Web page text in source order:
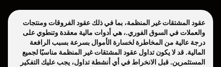
عقود المشتقات غير المنظمة، بما في ذلك عقود الفروقات ومنتجات
والعملات في السوق الفوري.، هي أدوات مالية معقدة وتنطوي على
درجة عالية من المخاطرة لخسارة الأموال بسرعة بسبب الرافعة
المالية. قد لا يكون تداول عقود المشتقات غير المنظمة مناسبًا لجميع
المستثمرين. قبل الانخراط في أي أنشطة تداول، يجب عليك التفكير